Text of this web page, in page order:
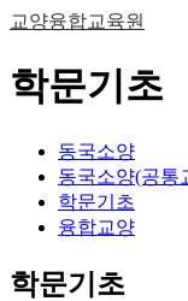
교양융합교육원
학문기초
동국소양
동국소양(공통
학문기초
융합교양
학문기초